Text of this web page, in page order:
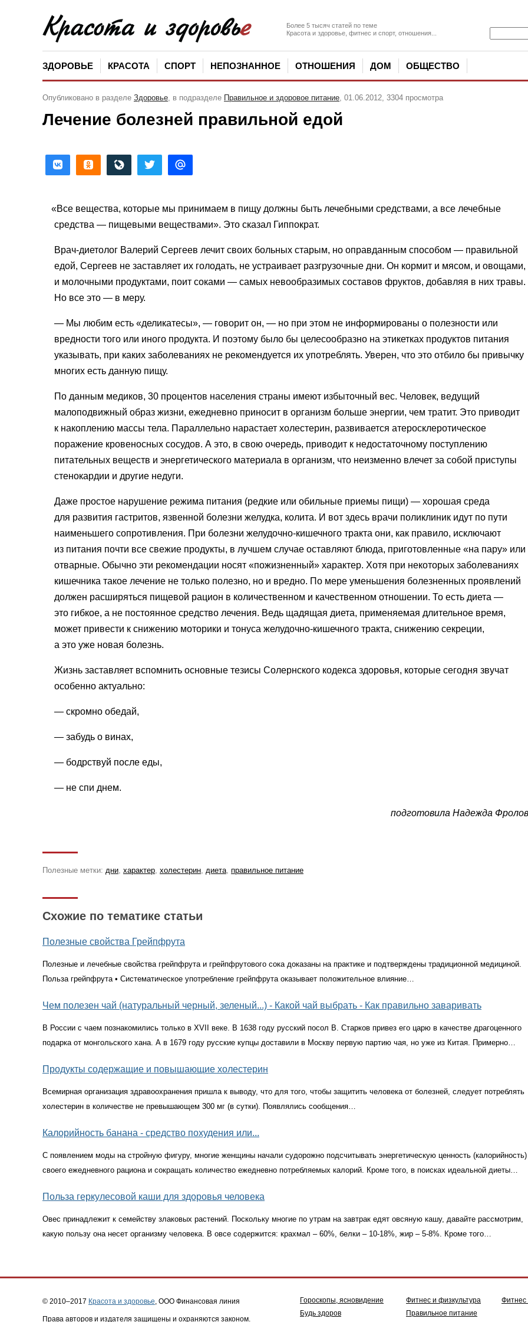
Более 5 тысяч статей по теме
Красота и здоровье, фитнес и спорт, отношения...
ЗДОРОВЬЕ КРАСОТА СПОРТ НЕПОЗНАННОЕ ОТНОШЕНИЯ ДОМ ОБЩЕСТВО
Опубликовано в разделе Здоровье, в подразделе Правильное и здоровое питание, 01.06.2012, 3304 просмотра
Лечение болезней правильной едой
«Все вещества, которые мы принимаем в пищу должны быть лечебными средствами, а все лечебные
средства — пищевыми веществами». Это сказал Гиппократ.
Врач-диетолог Валерий Сергеев лечит своих больных старым, но оправданным способом — правильной
едой, Сергеев не заставляет их голодать, не устраивает разгрузочные дни. Он кормит и мясом, и овощами,
и молочными продуктами, поит соками — самых невообразимых составов фруктов, добавляя в них травы.
Но все это — в меру.
— Мы любим есть «деликатесы», — говорит он, — но при этом не информированы о полезности или
вредности того или иного продукта. И поэтому было бы целесообразно на этикетках продуктов питания
указывать, при каких заболеваниях не рекомендуется их употреблять. Уверен, что это отбило бы привычку
многих есть данную пищу.
По данным медиков, 30 процентов населения страны имеют избыточный вес. Человек, ведущий
малоподвижный образ жизни, ежедневно приносит в организм больше энергии, чем тратит. Это приводит
к накоплению массы тела. Параллельно нарастает холестерин, развивается атеросклеротическое
поражение кровеносных сосудов. А это, в свою очередь, приводит к недостаточному поступлению
питательных веществ и энергетического материала в организм, что неизменно влечет за собой приступы
стенокардии и другие недуги.
Даже простое нарушение режима питания (редкие или обильные приемы пищи) — хорошая среда
для развития гастритов, язвенной болезни желудка, колита. И вот здесь врачи поликлиник идут по пути
наименьшего сопротивления. При болезни желудочно-кишечного тракта они, как правило, исключают
из питания почти все свежие продукты, в лучшем случае оставляют блюда, приготовленные «на пару» или
отварные. Обычно эти рекомендации носят «пожизненный» характер. Хотя при некоторых заболеваниях
кишечника такое лечение не только полезно, но и вредно. По мере уменьшения болезненных проявлений
должен расширяться пищевой рацион в количественном и качественном отношении. То есть диета —
это гибкое, а не постоянное средство лечения. Ведь щадящая диета, применяемая длительное время,
может привести к снижению моторики и тонуса желудочно-кишечного тракта, снижению секреции,
а это уже новая болезнь.
Жизнь заставляет вспомнить основные тезисы Солернского кодекса здоровья, которые сегодня звучат
особенно актуально:
— скромно обедай,
— забудь о винах,
— бодрствуй после еды,
— не спи днем.
подготовила Надежда
Полезные метки: дни, характер, холестерин, диета, правильное питание
Схожие по тематике статьи
Полезные свойства Грейпфрута
Полезные и лечебные свойства грейпфрута и грейпфрутового сока доказаны на практике и подтверждены традиционной медициной.
Польза грейпфрута • Систематическое употребление грейпфрута оказывает положительное влияние…
Чем полезен чай (натуральный черный, зеленый...) - Какой чай выбрать - Как правильно заваривать
В России с чаем познакомились только в XVII веке. В 1638 году русский посол В. Старков привез его царю в качестве драгоценного
подарка от монгольского хана. А в 1679 году русские купцы доставили в Москву первую партию чая, но уже из Китая. Примерно…
Продукты содержащие и повышающие холестерин
Всемирная организация здравоохранения пришла к выводу, что для того, чтобы защитить человека от болезней, следует потреблять
холестерин в количестве не превышающем 300 мг (в сутки). Появлялись сообщения…
Калорийность банана - средство похудения или...
С появлением моды на стройную фигуру, многие женщины начали судорожно подсчитывать энергетическую ценность (калорийность)
своего ежедневного рациона и сокращать количество ежедневно потребляемых калорий. Кроме того, в поисках идеальной диеты…
Польза геркулесовой каши для здоровья человека
Овес принадлежит к семейству злаковых растений. Поскольку многие по утрам на завтрак едят овсяную кашу, давайте рассмотрим,
какую пользу она несет организму человека. В овсе содержится: крахмал – 60%, белки – 10-18%, жир – 5-8%. Кроме того…
© 2010–2017 Красота и здоровье, ООО Финансовая линия
Права авторов и издателя защищены и охраняются законом.
Гороскопы, ясновидение
Будь здоров
Фитнес и физкультура
Правильное питание